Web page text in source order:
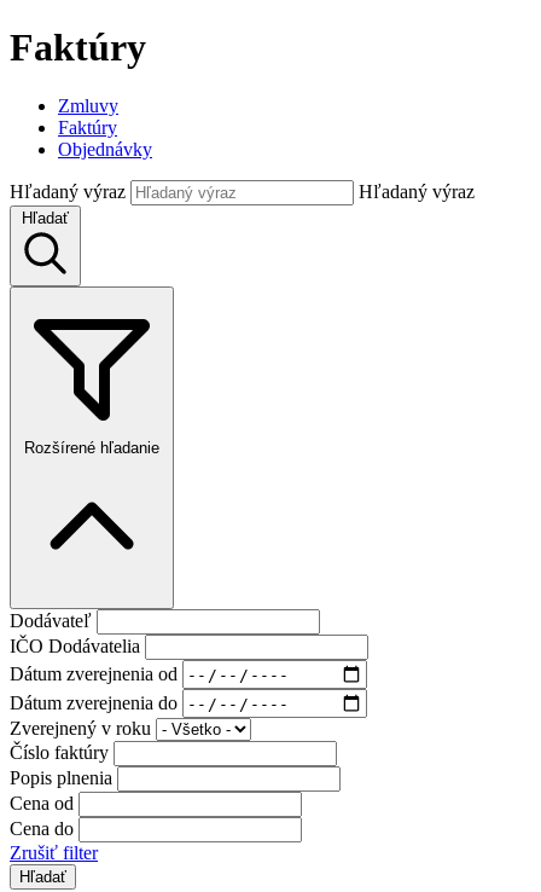
Faktúry
Zmluvy
Faktúry
Objednávky
Hľadaný výraz Hľadaný výraz
Hľadať
Rozšírené hľadanie
Dodávateľ
IČO Dodávatelia
Dátum zverejnenia od
Dátum zverejnenia do
Zverejnený v roku
Číslo faktúry
Popis plnenia
Cena od
Cena do
Zrušiť filter